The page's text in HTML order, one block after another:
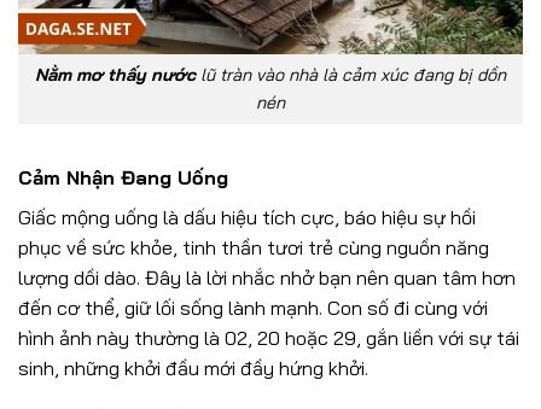
Nằm mơ thấy nướclũ tràn vào nhà là cảm xúc đang bị dồn
nén
Cảm Nhận Đang Uống
Giấc mộng uống là dấu hiệu tích cực, báo hiệu sự hồi
phục về sức khỏe, tinh thần tươi trẻ cùng nguồn năng
lượng dồi dào. Đây là lời nhắc nhở bạn nên quan tâm hơn
đến cơ thể, giữ lối sống lành mạnh. Con số đi cùng với
hình ảnh này thường là 02, 20 hoặc 29, gắn liền với sự tái
sinh, những khởi đầu mới đầy hứng khởi.